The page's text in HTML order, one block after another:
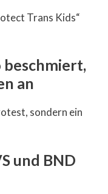
Trans Kids“
an
sondern ein
und BND